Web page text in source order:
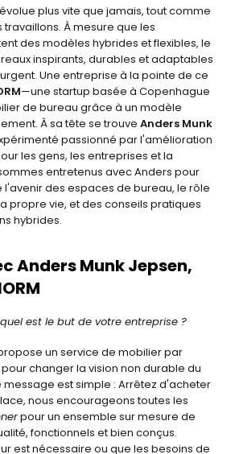
plus vite que jamais, tout comme
À mesure que les
des modèles hybrides et flexibles, le
inspirants, durables et adaptables
Une entreprise à la pointe de ce
—une startup basée à Copenhague
de bureau grâce à un modèle
À sa tête se trouve Anders Munk
passionné par l'amélioration
les gens, les entreprises et la
entretenus avec Anders pour
l'avenir des espaces de bureau, le rôle
propre vie, et des conseils pratiques
hybrides.
Anders Munk Jepsen,
est le but de votre entreprise ?
propose un service de mobilier par
changer la vision non durable du
message est simple : Arrêtez d'acheter
nous encourageons toutes les
pour un ensemble sur mesure de
fonctionnels et bien conçus.
est nécessaire ou que les besoins de